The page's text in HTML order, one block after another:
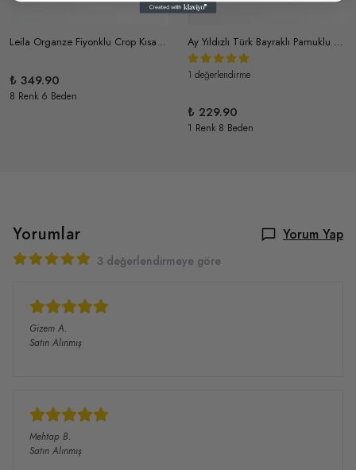
Leila Organze Fiyonklu Crop Kısa Kollu Kız Çocuk T-shirt
₺ 349.90
8 Renk 6 Beden
Ay Yıldızlı Türk Bayraklı Pamuklu Kısa Kollu Unisex T-shirt
1 değerlendirme
₺ 229.90
1 Renk 8 Beden
Yorumlar Yorum Yap
3 değerlendirmeye göre
Gizem A.
Satın Alınmış
Mehtap B.
Satın Alınmış